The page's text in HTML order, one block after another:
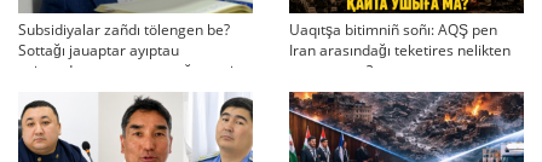
Subsidiyalar zañdı tölengen be?
Sottağı jauaptar ayıptau
twjırımdarın qayta qarauğa negiz
bola ala ma?
Uaqıtşa bitimniñ soñı: AQŞ pen
Iran arasındağı teketires nelikten
qayta uşıqtı?